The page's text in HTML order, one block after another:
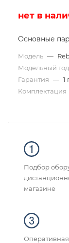
нет в
Основные
Модель —
Модельный год
Гарантия — 1
Комплектация
Подбор
магазине
Оперативная